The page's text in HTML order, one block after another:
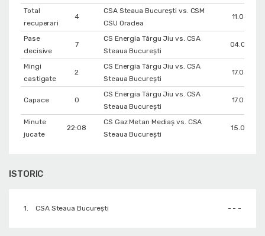
Total
recuperari
4
CSA Steaua București vs. CSM
CSU Oradea
Pase
decisive
7
CS Energia Târgu Jiu vs. CSA
Steaua București
Mingi
castigate
2
CS Energia Târgu Jiu vs. CSA
Steaua București
Capace 0
CS Energia Târgu Jiu vs. CSA
Steaua București
Minute
jucate
22:08
CS Gaz Metan Mediaș vs. CSA
Steaua București
ISTORIC
1. CSA Steaua București - - -